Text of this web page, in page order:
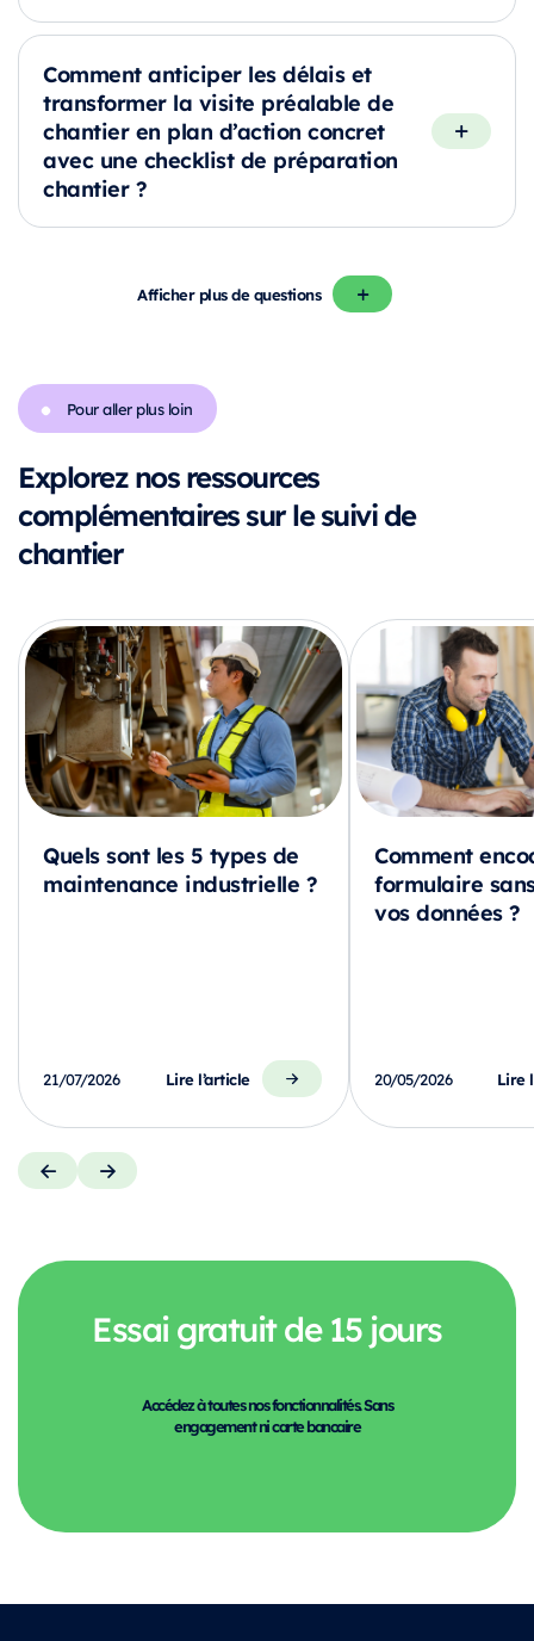
Comment anticiper les délais et
transformer la visite préalable de
chantier en plan d’action concret
avec une checklist de préparation
chantier ?
Afficher plus de questions
Pour aller plus loin
Explorez nos ressources
complémentaires sur le suivi de
chantier
Quels sont les 5 types de
maintenance industrielle ?
21/07/2026 Lire l’article
Comment
formulaire
vos données ?
20/05/2026 Lire
Essai gratuit de 15 jours
Accédez à toutes nos fonctionnalités. Sans
engagement ni carte bancaire